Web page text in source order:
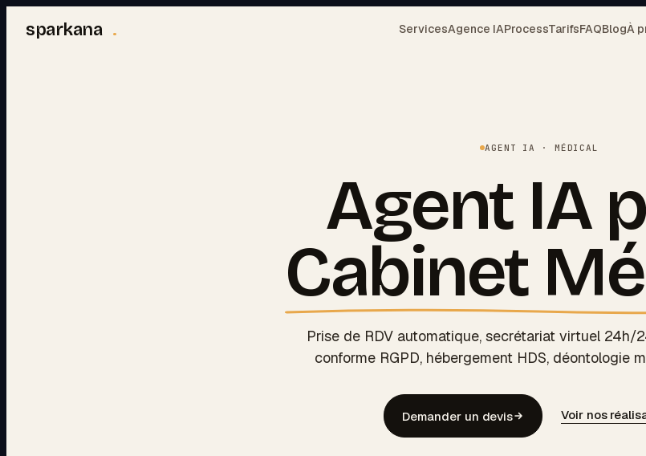
sparkana . ServicesAgence IAProcessTarifsFAQBlogÀ
AGENT IA · MÉDICAL
Agent IA
Cabinet
Prise de RDV automatique, secrétariat virtuel 24h/
conforme RGPD, hébergement HDS, déontologie
Demander un devis Voir nos